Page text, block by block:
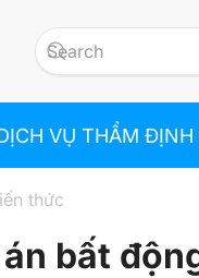
VỤ THẨM ĐỊNH
thức
bất